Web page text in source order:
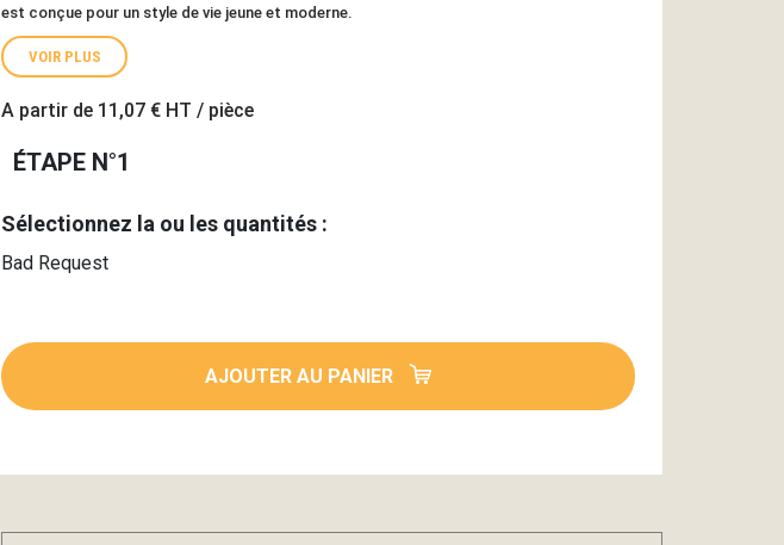
est conçue pour un style de vie jeune et moderne.
VOIR PLUS
A partir de 11,07 € HT / pièce
ÉTAPE N°1
Sélectionnez la ou les quantités :
Bad Request
AJOUTER AU PANIER